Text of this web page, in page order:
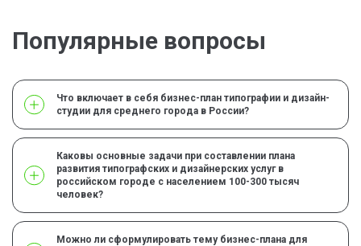
Популярные вопросы
Что включает в себя бизнес-план типографии и дизайн-
студии для среднего города в России?
Каковы основные задачи при составлении плана
развития типографских и дизайнерских услуг в
российском городе с населением 100-300 тысяч
человек?
Можно ли сформулировать тему бизнес-плана для